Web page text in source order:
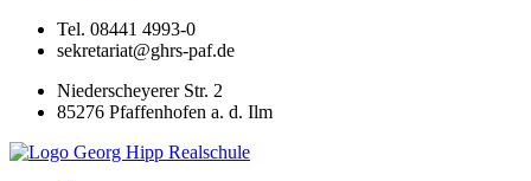
Tel. 08441 4993-0
sekretariat@ghrs-paf.de
Niederscheyerer Str. 2
85276 Pfaffenhofen a. d. Ilm